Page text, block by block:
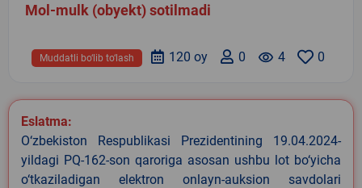
Mol-mulk (obyekt) sotilmadi
0
remove_red_eye 4
0
120 oy
Muddatli bo‘lib to‘lash
Eslatma:
O‘zbekiston Respublikasi Prezidentining 19.04.2024-
yildagi PQ-162-son qaroriga asosan ushbu lot bo‘yicha
o‘tkaziladigan elektron onlayn-auksion savdolari